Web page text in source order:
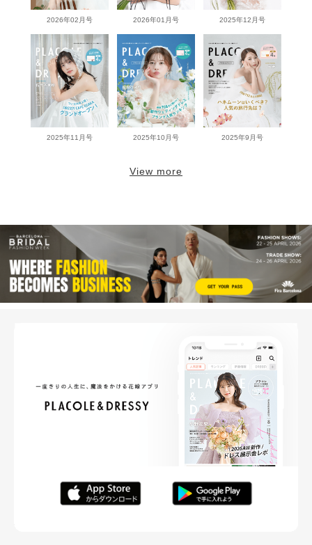
2026年02月号 2026年01月号 2025年12月号
2025年11月号 2025年10月号 2025年9月号
View more